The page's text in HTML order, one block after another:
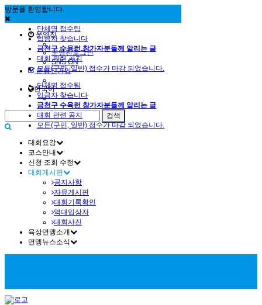
방문을 환영합니다.
운영진
운영진로그인
SNS ON
운영진가입
한국어
대회요강
코스안내
신청 조회 수정
대회게시판
공지사항
자유게시판
대회기록확인
역대입상자
대회사진
육상연맹소개
연맹뉴스소식
단체명 접수팀
입금자 찾습니다
금천구 수육런 참가자분들께 알리는 글
대회 관련 공지
모든(구민, 일반) 접수가 마감 되었습니다.
단체명 접수팀
입금자 찾습니다
금천구 수육런 참가자분들께 알리는 글
대회 관련 공지
모든(구민, 일반) 접수가 마감 되었습니다.